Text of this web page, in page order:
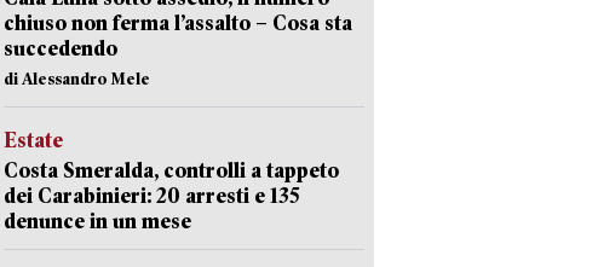
chiuso non ferma l’assalto – Cosa sta
succedendo
di Alessandro Mele
Estate
Costa Smeralda, controlli a tappeto
dei Carabinieri: 20 arresti e 135
denunce in un mese